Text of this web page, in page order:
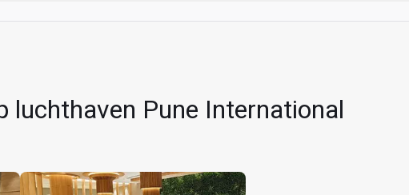
luchthaven Pune International